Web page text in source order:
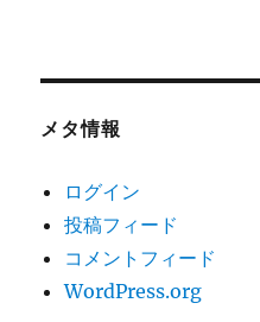
メタ情報
ログイン
投稿フィード
コメントフィード
WordPress.org